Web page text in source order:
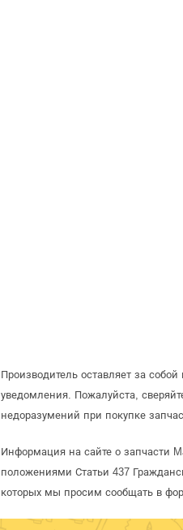
Производитель оставляет за
уведомления. Пожалуйста,
недоразумений при покупке
Информация на сайте о запчасти
положениями Статьи 437
которых мы просим сообщать в